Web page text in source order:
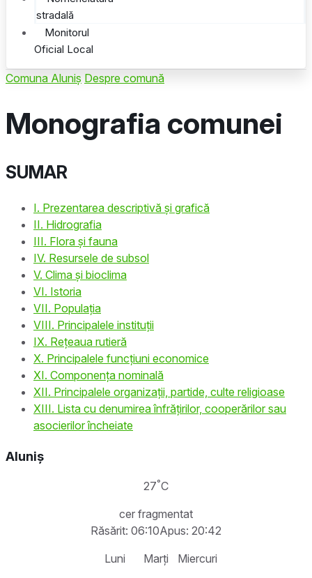
stradală
Monitorul
Oficial Local
Comuna Aluniș Despre comună
Monografia comunei
SUMAR
I. Prezentarea descriptivă și grafică
II. Hidrografia
III. Flora și fauna
IV. Resursele de subsol
V. Clima și bioclima
VI. Istoria
VII. Populația
VIII. Principalele instituții
IX. Rețeaua rutieră
X. Principalele funcțiuni economice
XI. Componența nominală
XII. Principalele organizații, partide, culte religioase
XIII. Lista cu denumirea înfrățirilor, cooperărilor sau
asocierilor încheiate
Aluniș
27°C
cer fragmentat
Răsărit: 06:10Apus: 20:42
Luni
Marți Miercuri